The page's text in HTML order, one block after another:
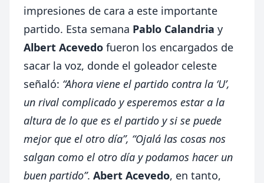
impresiones de cara a este importante
partido. Esta semana Pablo Calandria y
Albert Acevedo fueron los encargados de
sacar la voz, donde el goleador celeste
señaló: “Ahora viene el partido contra la ‘U’,
un rival complicado y esperemos estar a la
altura de lo que es el partido y si se puede
mejor que el otro día”, “Ojalá las cosas nos
salgan como el otro día y podamos hacer un
buen partido”. Abert Acevedo, en tanto,